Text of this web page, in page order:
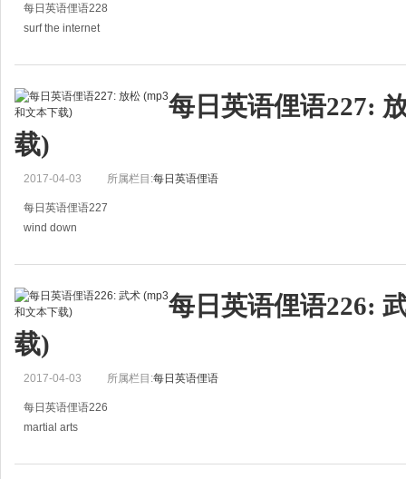
每日英语俚语228
surf the internet
上网；浏览网络
He surfs the internet for hours every day.
他每天上网好几个小时。
每日英语俚语227:
载)
2017-04-03 所属栏目:每日英语俚语
每日英语俚语227
wind down
放松
They often wind down at the local bar after work.
他们常在下班后到当地的酒吧放松一下。
每日英语俚语226:
载)
2017-04-03 所属栏目:每日英语俚语
每日英语俚语226
martial arts
武术